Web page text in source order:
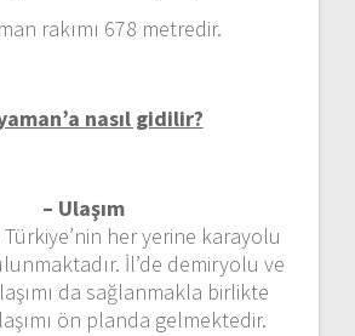
rakımı 678 metredir.
nasıl gidilir?
– Ulaşım
Türkiye’nin her yerine karayolu
İl’de demiryolu ve
da sağlanmakla birlikte
ön planda gelmektedir.